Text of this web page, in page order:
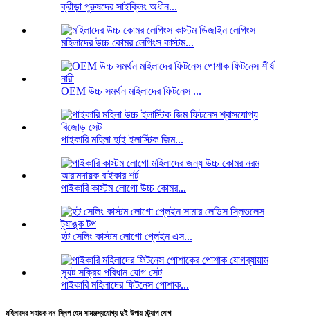
ক্রীড়া পুরুষদের সাইক্লিং অধীন...
মহিলাদের উচ্চ কোমর লেগিংস কাস্টম...
OEM উচ্চ সমর্থন মহিলাদের ফিটনেস ...
পাইকারি মহিলা হাই ইলাস্টিক জিম...
পাইকারি কাস্টম লোগো উচ্চ কোমর...
হট সেলিং কাস্টম লোগো প্লেইন এস...
পাইকারি মহিলাদের ফিটনেস পোশাক...
মহিলাদের সহায়ক নন-স্লিপ হেম সামঞ্জস্যযোগ্য দুই উপায় স্ট্র্যাপ যোগ